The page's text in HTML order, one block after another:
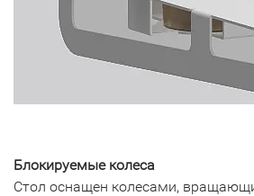
Блокируемые колеса
Стол оснащен колесами,